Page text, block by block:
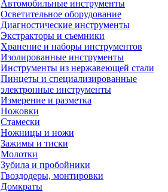
Автомобильные инструменты
Осветительное оборудование
Диагностические инструменты
Экстракторы и съемники
Хранение и наборы инструментов
Изолированные инструменты
Инструменты из нержавеющей стали
Пинцеты и специализированные
электронные инструменты
Измерение и разметка
Ножовки
Стамески
Ножницы и ножи
Зажимы и тиски
Молотки
Зубила и пробойники
Гвоздодеры, монтировки
Домкраты